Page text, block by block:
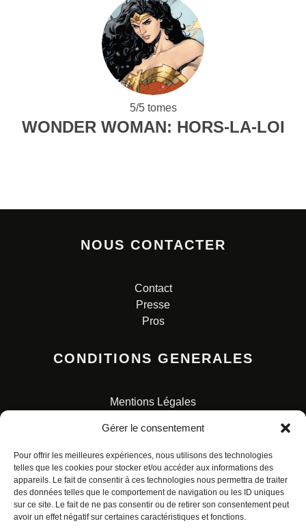
Gérer le consentement
Pour offrir les meilleures expériences, nous utilisons des technologies
telles que les cookies pour stocker et/ou accéder aux informations des
appareils. Le fait de consentir à ces technologies nous permettra de traiter
des données telles que le comportement de navigation ou les ID uniques
sur ce site. Le fait de ne pas consentir ou de retirer son consentement peut
avoir un effet négatif sur certaines caractéristiques et fonctions.
5/5 tomes
WONDER WOMAN: HORS-LA-LOI
NOUS CONTACTER
Contact
Presse
Pros
CONDITIONS GENERALES
Mentions Légales
Charte pour la protection des données personnelles
© ALL RIGHTS RESERVED. URBAN COMICS POUR LES